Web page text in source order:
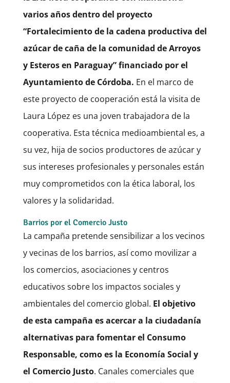
varios años dentro del proyecto
“Fortalecimiento de la cadena productiva del
azúcar de caña de la comunidad de Arroyos
y Esteros en Paraguay” financiado por el
Ayuntamiento de Córdoba. En el marco de
este proyecto de cooperación está la visita de
Laura López es una joven trabajadora de la
cooperativa. Esta técnica medioambiental es, a
su vez, hija de socios productores de azúcar y
sus intereses profesionales y personales están
muy comprometidos con la ética laboral, los
valores y la solidaridad.
Barrios por el Comercio Justo
La campaña pretende sensibilizar a los vecinos
y vecinas de los barrios, así como movilizar a
los comercios, asociaciones y centros
educativos sobre los impactos sociales y
ambientales del comercio global. El objetivo
de esta campaña es acercar a la ciudadanía
alternativas para fomentar el Consumo
Responsable, como es la Economía Social y
el Comercio Justo. Canales comerciales que